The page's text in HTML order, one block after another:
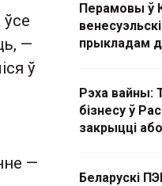
—
ў
—
Перамовы ў
прыкладам
Рэха вайны:
бізнесу ў
закрыцці
Беларускі